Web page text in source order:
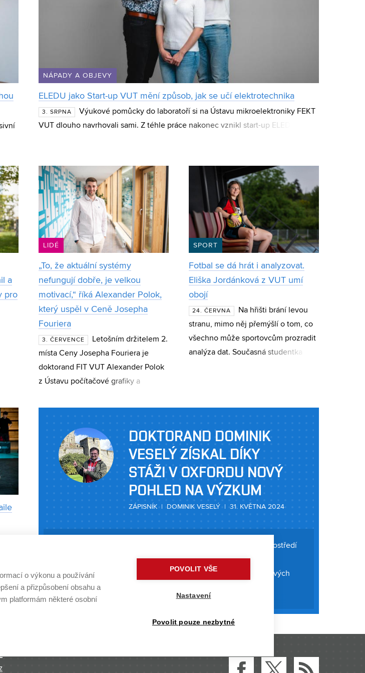
NÁPADY A OBJEVY
ELEDU jako Start-up VUT mění způsob, jak se učí elektrotechnika
3. SRPNA
Výukové pomůcky do laboratoří si na Ústavu mikroelektroniky FEKT
VUT dlouho navrhovali sami. Z téhle práce nakonec vznikl start-up ELEDU, který
a
pro
LIDÉ
„To, že aktuální systémy
nefungují dobře, je velkou
motivací,“ říká Alexander Polok,
který uspěl v Ceně Josepha
Fouriera
3. ČERVENCE
Letošním držitelem 2.
místa Ceny Josepha Fouriera je
doktorand FIT VUT Alexander Polok
z Ústavu počítačové grafiky a
studentů doktorského studia v oboru
počítačov
SPORT
Fotbal se dá hrát i analyzovat.
Eliška Jordánková z VUT umí
obojí
24. ČERVNA
Na hřišti brání levou
stranu, mimo něj přemýšlí o tom, co
všechno může sportovcům prozradit
analýza dat. Současná studentka
DOKTORAND DOMINIK
VESELÝ ZÍSKAL DÍKY
STÁŽI V OXFORDU NOVÝ
POHLED NA VÝZKUM
ZÁPISNÍK | DOMINIK VESELÝ | 31. KVĚTNA 2024
Doktorand Ústavu chemie a technologie ochrany životního prostředí
Fakulty chemické VUT Dominik Veselý nedávno absolvoval
praktickou stáž v Oxfordu. Zde pracoval na výzkumu polovodivých
organických polymerů pro aplikaci v organických elektro-
chemických tranzistorech. Tato finální funkční zařízení jsou
o výkonu a používání
a přizpůsobení obsahu a
platformám některé osobní
POVOLIT VŠE
Nastavení
Povolit pouze nezbytné